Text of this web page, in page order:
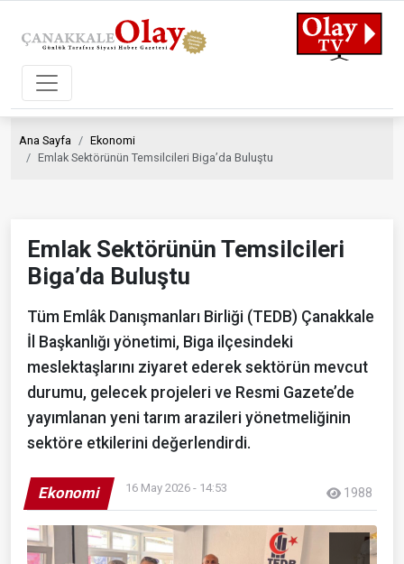
Ana Sayfa
Ekonomi
Emlak Sektörünün Temsilcileri Biga’da Buluştu
Emlak Sektörünün Temsilcileri
Biga’da Buluştu
Tüm Emlâk Danışmanları Birliği (TEDB) Çanakkale
İl Başkanlığı yönetimi, Biga ilçesindeki
meslektaşlarını ziyaret ederek sektörün mevcut
durumu, gelecek projeleri ve Resmi Gazete’de
yayımlanan yeni tarım arazileri yönetmeliğinin
sektöre etkilerini değerlendirdi.
Ekonomi 16 May 2026 - 14:53 1988